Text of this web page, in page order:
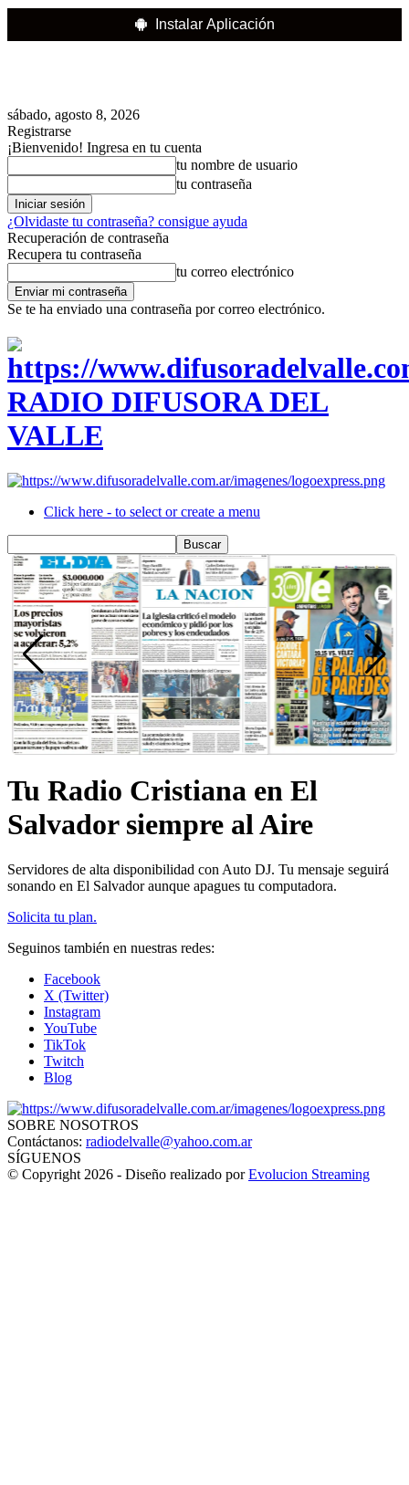
Instalar Aplicación
sábado, agosto 8, 2026
Registrarse
¡Bienvenido! Ingresa en tu cuenta
tu nombre de usuario
tu contraseña
¿Olvidaste tu contraseña? consigue ayuda
Recuperación de contraseña
Recupera tu contraseña
tu correo electrónico
Se te ha enviado una contraseña por correo electrónico.
RADIO DIFUSORA DEL
VALLE
Click here - to select or create a menu
Tu Radio Cristiana en El
Salvador siempre al Aire
Servidores de alta disponibilidad con Auto DJ. Tu mensaje seguirá
sonando en El Salvador aunque apagues tu computadora.
Solicita tu plan.
Seguinos también en nuestras redes:
Facebook
X (Twitter)
Instagram
YouTube
TikTok
Twitch
Blog
SOBRE NOSOTROS
Contáctanos: radiodelvalle@yahoo.com.ar
SÍGUENOS
© Copyright 2026 - Diseño realizado porEvolucion Streaming